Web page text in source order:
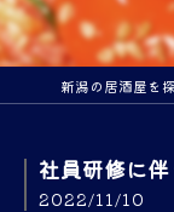
社員研修に
2022/11/10